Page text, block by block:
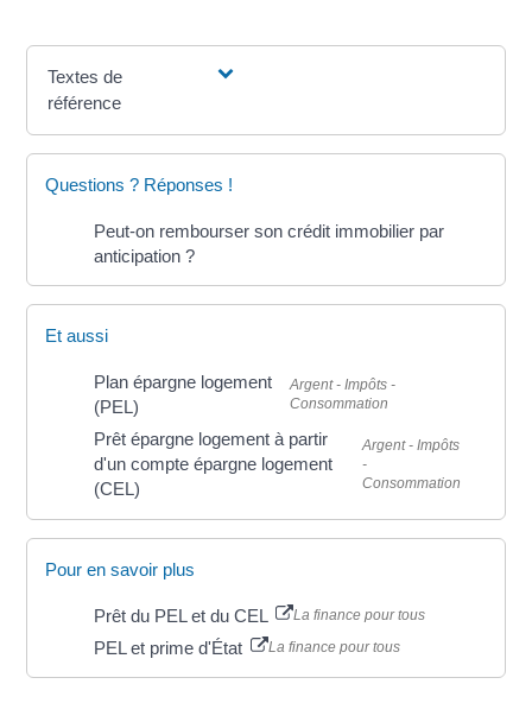
Textes de
référence
Questions ? Réponses !
Peut-on rembourser son crédit immobilier par
anticipation ?
Et aussi
Plan épargne logement
(PEL)
Argent - Impôts -
Consommation
Prêt épargne logement à partir
d'un compte épargne logement
(CEL)
Argent - Impôts
-
Consommation
Pour en savoir plus
Prêt du PEL et du CEL La finance pour tous
PEL et prime d'État La finance pour tous